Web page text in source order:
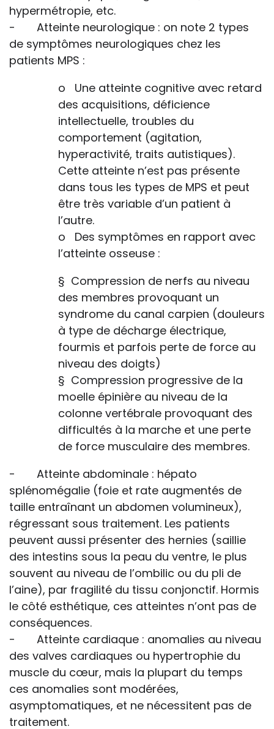
hypermétropie, etc.
- Atteinte neurologique : on note 2 types
de symptômes neurologiques chez les
patients MPS :
o Une atteinte cognitive avec retard
des acquisitions, déficience
intellectuelle, troubles du
comportement (agitation,
hyperactivité, traits autistiques).
Cette atteinte n’est pas présente
dans tous les types de MPS et peut
être très variable d’un patient à
l’autre.
o Des symptômes en rapport avec
l’atteinte osseuse :
§ Compression de nerfs au niveau
des membres provoquant un
syndrome du canal carpien (douleurs
à type de décharge électrique,
fourmis et parfois perte de force au
niveau des doigts)
§ Compression progressive de la
moelle épinière au niveau de la
colonne vertébrale provoquant des
difficultés à la marche et une perte
de force musculaire des membres.
- Atteinte abdominale : hépato
splénomégalie (foie et rate augmentés de
taille entraînant un abdomen volumineux),
régressant sous traitement. Les patients
peuvent aussi présenter des hernies (saillie
des intestins sous la peau du ventre, le plus
souvent au niveau de l’ombilic ou du pli de
l’aine), par fragilité du tissu conjonctif. Hormis
le côté esthétique, ces atteintes n’ont pas de
conséquences.
- Atteinte cardiaque : anomalies au niveau
des valves cardiaques ou hypertrophie du
muscle du cœur, mais la plupart du temps
ces anomalies sont modérées,
asymptomatiques, et ne nécessitent pas de
traitement.